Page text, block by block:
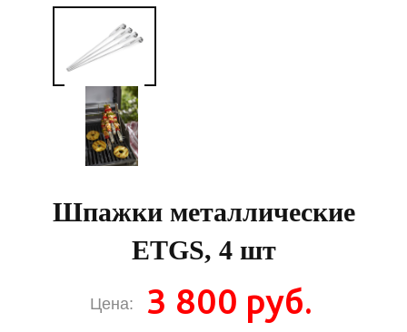
Шпажки металлические
ETGS, 4 шт
Цена: 3 800 руб.